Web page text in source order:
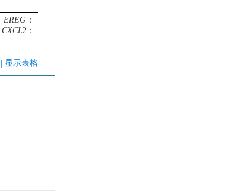
EREG：
CXCL2：
| 显示表格